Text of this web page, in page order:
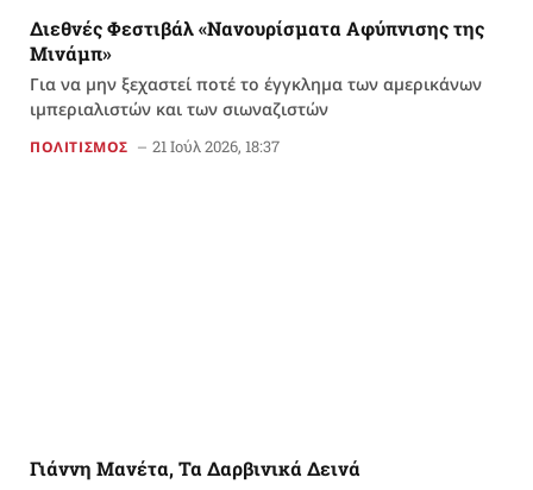
Διεθνές Φεστιβάλ «Νανουρίσματα Αφύπνισης της
Μινάμπ»
Για να μην ξεχαστεί ποτέ το έγγκλημα των αμερικάνων
ιμπεριαλιστών και των σιωναζιστών
ΠΟΛΙΤΙΣΜΟΣ 21 Ιούλ 2026, 18:37
Γιάννη Μανέτα, Τα Δαρβινικά Δεινά